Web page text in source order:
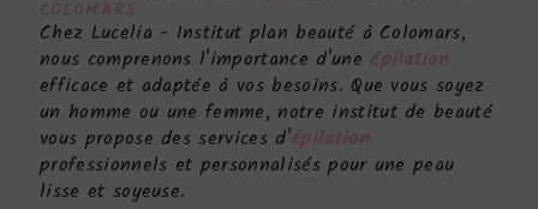
COLOMARS
Chez Lucelia - Institut plan beauté à Colomars,
nous comprenons l'importance d'une épilation
efficace et adaptée à vos besoins. Que vous soyez
un homme ou une femme, notre institut de beauté
vous propose des services d'épilation
professionnels et personnalisés pour une peau
lisse et soyeuse.